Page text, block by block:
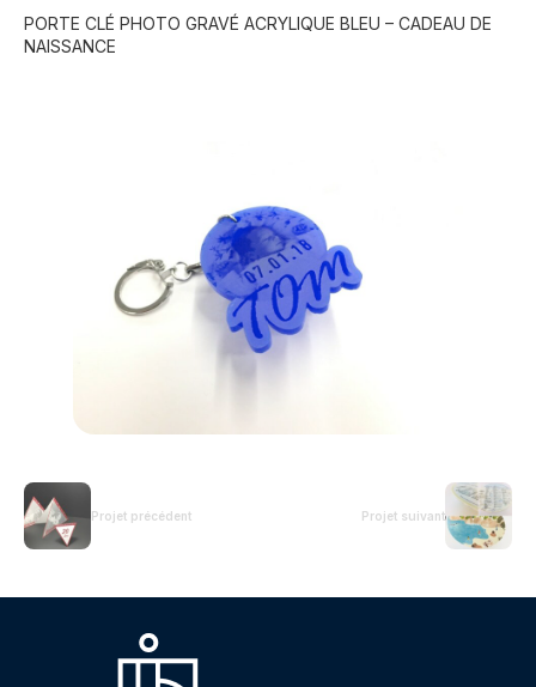
PORTE CLÉ PHOTO GRAVÉ ACRYLIQUE BLEU – CADEAU DE
NAISSANCE
Projet précédent Projet suivant